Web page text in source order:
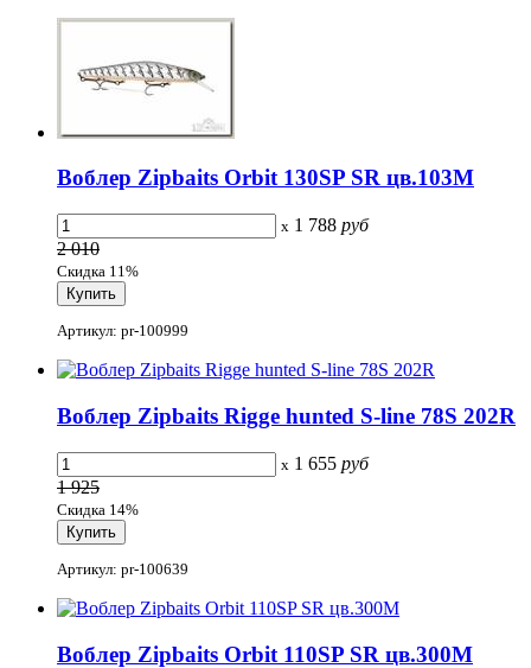
Воблер Zipbaits Orbit 130SP SR цв.103M
x 1 788 руб
2 010
Скидка 11%
Артикул: pr-100999
Воблер Zipbaits Rigge hunted S-line 78S 202R
x 1 655 руб
1 925
Скидка 14%
Артикул: pr-100639
Воблер Zipbaits Orbit 110SP SR цв.300M